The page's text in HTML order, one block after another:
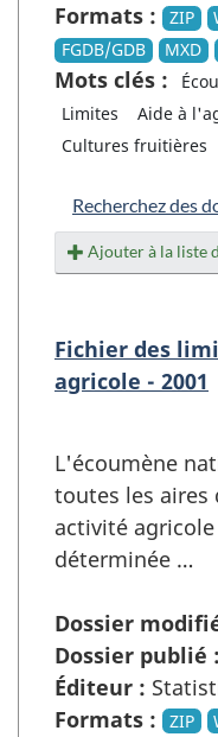
Formats :
ZIP
FGDB/GDB
MXD
Mots clés :
Limites
Aide à
Cultures fruitières
Recherchez des
Ajouter à la liste
Fichier des
agricole - 2001
L'écoumène
toutes les aires
activité
déterminée …
Dossier
Dossier publié :
Éditeur :
Formats :
ZIP